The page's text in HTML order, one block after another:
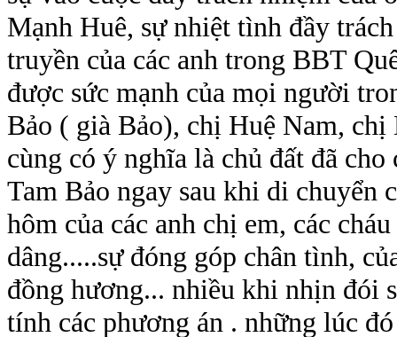
Mạnh Huê, sự nhiệt tình đầy
truyền của các anh trong BBT
được sức mạnh của mọi người
Bảo ( già Bảo), chị Huệ Nam,
cùng có ý nghĩa là chủ đất đã
Tam Bảo ngay sau khi di chuyển
hôm của các anh chị em, các
dâng.....sự đóng góp chân tình,
đồng hương... nhiều khi nhịn đói
tính các phương án . những lúc